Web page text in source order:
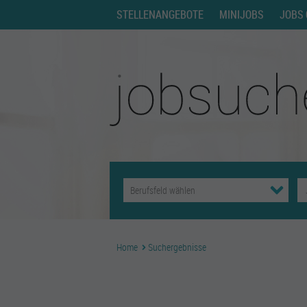
STELLENANGEBOTE MINIJOBS JOBS
Home Suchergebnisse